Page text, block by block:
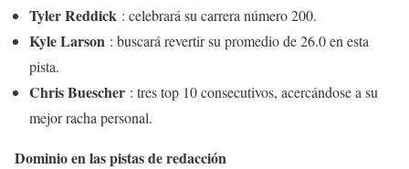
Tyler Reddick : celebrará su carrera número 200.
Kyle Larson : buscará revertir su promedio de 26.0 en esta
pista.
Chris Buescher : tres top 10 consecutivos, acercándose a su
mejor racha personal.
Dominio en las pistas de redacción